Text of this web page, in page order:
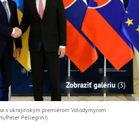
Zobraziť galériu (3)
s ukrajinským premiérom Volodymyrom
Peter Pellegrini)